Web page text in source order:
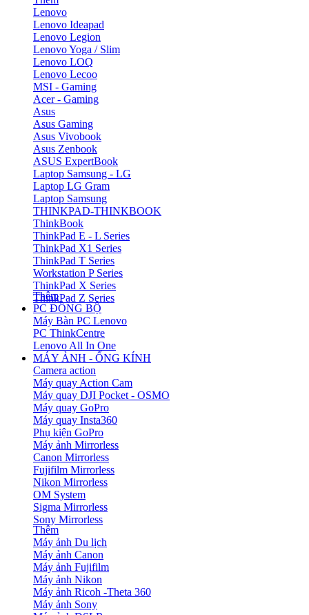
Lenovo
Lenovo Ideapad
Lenovo Legion
Lenovo Yoga / Slim
Lenovo LOQ
Lenovo Lecoo
MSI - Gaming
Acer - Gaming
Asus
Asus Gaming
Asus Vivobook
Asus Zenbook
ASUS ExpertBook
Laptop Samsung - LG
Laptop LG Gram
Laptop Samsung
THINKPAD-THINKBOOK
ThinkBook
ThinkPad E - L Series
ThinkPad X1 Series
ThinkPad T Series
Workstation P Series
ThinkPad X Series
ThinkPad Z Series
Thêm
PC ĐỒNG BỘ
Máy Bàn PC Lenovo
PC ThinkCentre
Lenovo All In One
MÁY ẢNH - ỐNG KÍNH
Camera action
Máy quay Action Cam
Máy quay DJI Pocket - OSMO
Máy quay GoPro
Máy quay Insta360
Phụ kiện GoPro
Máy ảnh Mirrorless
Canon Mirrorless
Fujifilm Mirrorless
Nikon Mirrorless
OM System
Sigma Mirrorless
Sony Mirrorless
Thêm
Máy ảnh Du lịch
Máy ảnh Canon
Máy ảnh Fujifilm
Máy ảnh Nikon
Máy ảnh Ricoh -Theta 360
Máy ảnh Sony